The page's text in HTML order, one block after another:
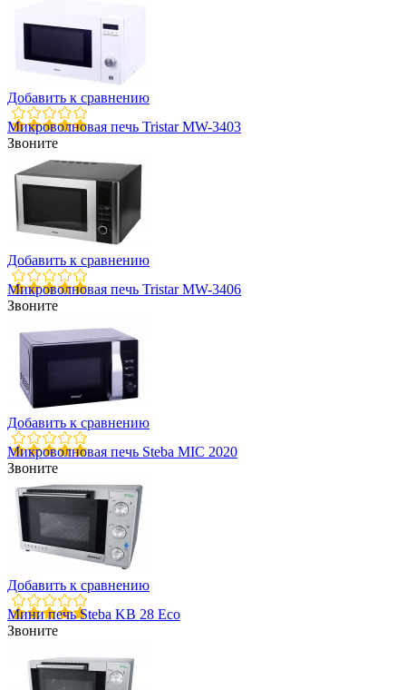
Добавить к сравнению
Микроволновая печь Tristar MW-3403
Звоните
Добавить к сравнению
Микроволновая печь Tristar MW-3406
Звоните
Добавить к сравнению
Микроволновая печь Steba MIC 2020
Звоните
Добавить к сравнению
Мини печь Steba KB 28 Eco
Звоните